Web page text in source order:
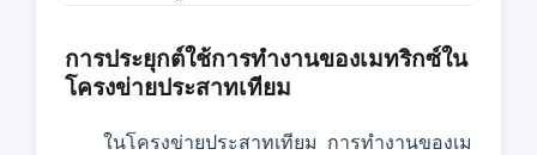
การประยุกต์ใช้การทํางานของเมทริกซ์ใน
โครงข่ายประสาทเทียม
ในโครงข่ายประสาทเทียม การทํางานของเม